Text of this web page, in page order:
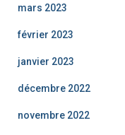
mars 2023
février 2023
janvier 2023
décembre 2022
novembre 2022